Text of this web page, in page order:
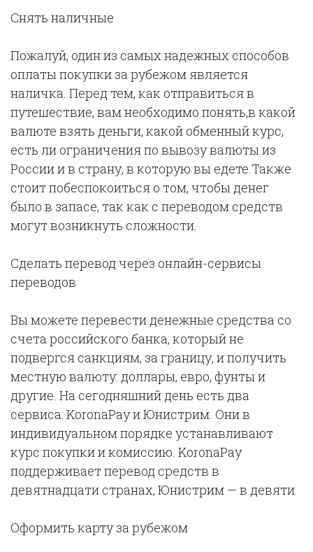
Снять наличные
Пожалуй, один из самых надежных способов
оплаты покупки за рубежом является
наличка. Перед тем, как отправиться в
путешествие, вам необходимо понять,в какой
валюте взять деньги, какой обменный курс,
есть ли ограничения по вывозу валюты из
России и в страну, в которую вы едете.Также
стоит побеспокоиться о том, чтобы денег
было в запасе, так как с переводом средств
могут возникнуть сложности.
Сделать перевод через онлайн-сервисы
переводов
Вы можете перевести денежные средства со
счета российского банка, который не
подвергся санкциям, за границу, и получить
местную валюту: доллары, евро, фунты и
другие. На сегодняшний день есть два
сервиса: KoronaPay и Юнистрим. Они в
индивидуальном порядке устанавливают
курс покупки и комиссию. KoronaPay
поддерживает перевод средств в
девятнадцати странах, Юнистрим — в девяти.
Оформить карту за рубежом